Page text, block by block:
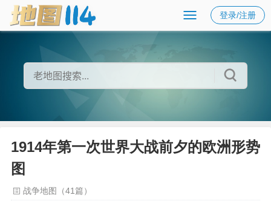
登录/注册
1914年第一次世界大战前夕的欧洲形势
图
战争地图（41篇）